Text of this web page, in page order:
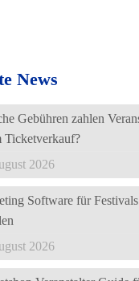
News
Gebühren zahlen
Ticketverkauf?
2026
Software für
2026